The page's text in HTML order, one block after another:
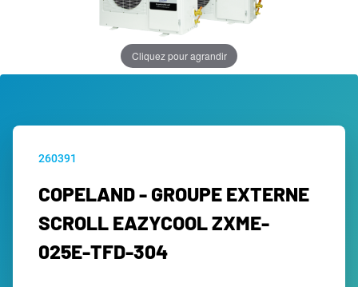
Cliquez pour agrandir
260391
COPELAND - GROUPE EXTERNE
SCROLL EAZYCOOL ZXME-
025E-TFD-304